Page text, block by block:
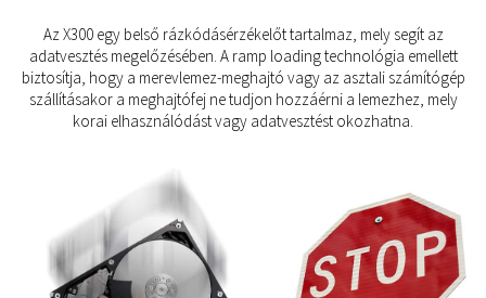
Az X300 egy belső rázkódásérzékelőt tartalmaz, mely segít az
adatvesztés megelőzésében. A ramp loading technológia emellett
biztosítja, hogy a merevlemez-meghajtó vagy az asztali számítógép
szállításakor a meghajtófej ne tudjon hozzáérni a lemezhez, mely
korai elhasználódást vagy adatvesztést okozhatna.